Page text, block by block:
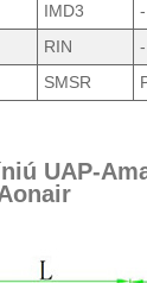
IMD3 -
RIN -
SMSR
UAP-